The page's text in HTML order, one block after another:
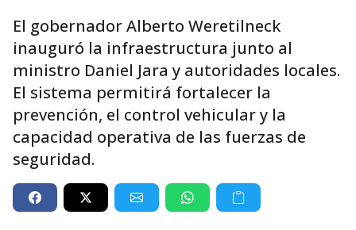
El gobernador Alberto Weretilneck
inauguró la infraestructura junto al
ministro Daniel Jara y autoridades locales.
El sistema permitirá fortalecer la
prevención, el control vehicular y la
capacidad operativa de las fuerzas de
seguridad.